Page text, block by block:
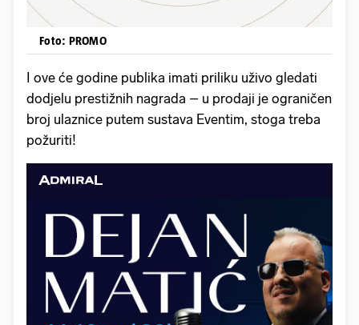
Foto: PROMO
I ove će godine publika imati priliku uživo gledati
dodjelu prestižnih nagrada – u prodaji je ograničen
broj ulaznice putem sustava Eventim, stoga treba
požuriti!